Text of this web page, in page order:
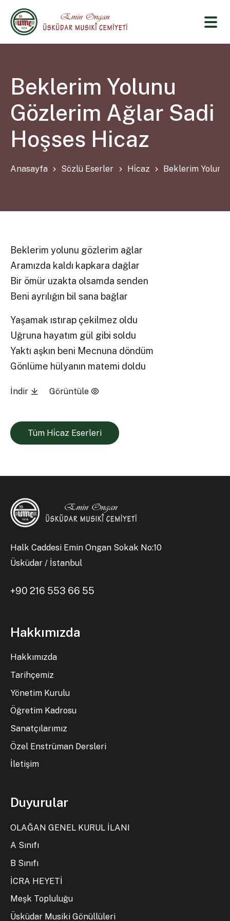
Beklerim Yolunu
Gözlerim Ağlar Sadi
Hoşses Hicaz
Anasayfa Sözlü Eserler Hi̇caz Beklerim
Beklerim yolunu gözlerim ağlar
Aramızda kaldı kapkara dağlar
Bir ömür uzakta olsamda senden
Beni ayrılığın bil sana bağlar
Yaşamak ıstırap çekilmez oldu
Uğruna hayatım gül gibi soldu
Yaktı aşkın beni Mecnuna döndüm
Gönlüme hülyanın matemi doldu
İndir Görüntüle
Tüm Hi̇caz Eserleri
Halk Caddesi Emin Ongan Sokak No:10
Üsküdar / İstanbul
+90 216 553 66 55
Hakkımızda
Hakkımızda
Tarihçemiz
Yönetim Kurulu
Öğretim Kadrosu
Sanatçılarımız
Özel Enstrüman Dersleri
İletişim
Duyurular
OLAĞAN GENEL KURUL İLANI
A Sınıfı
B Sınıfı
İCRA HEYETİ
Meşk Topluluğu
Üsküdar Musiki Gönüllüleri